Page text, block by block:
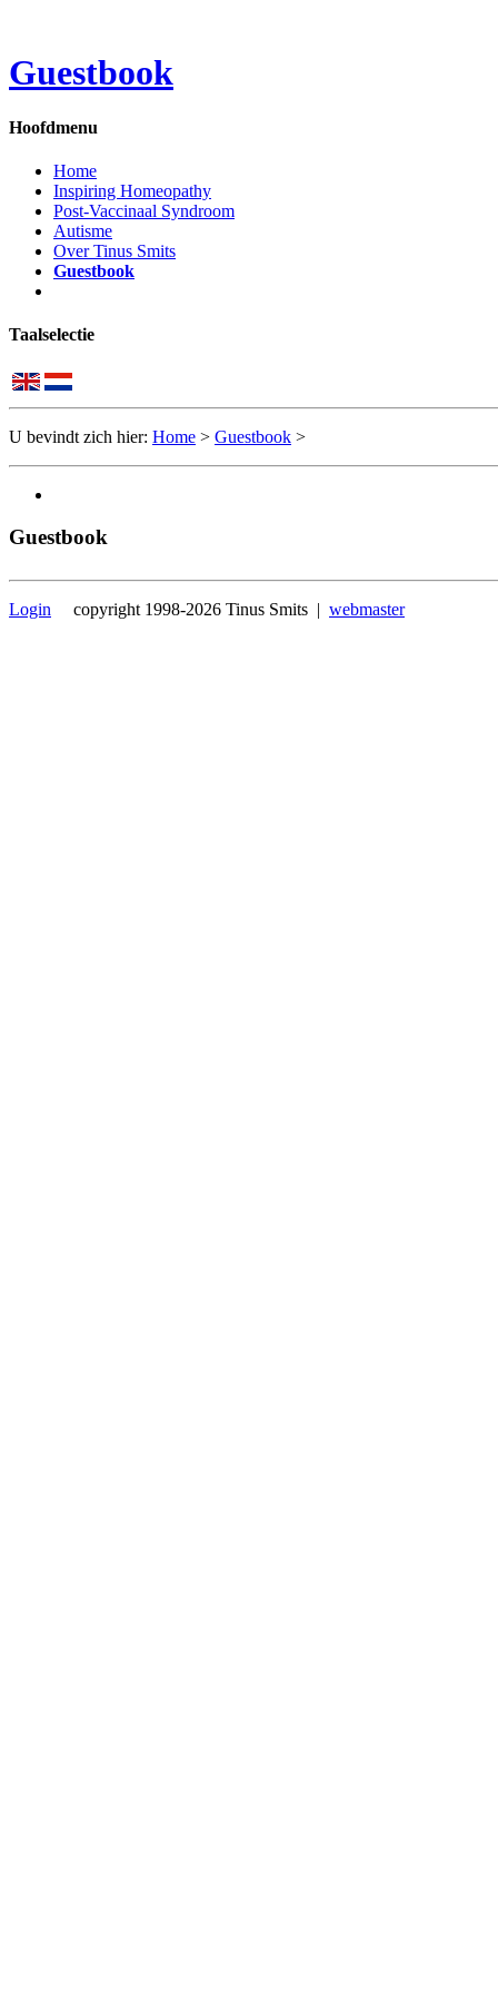
Guestbook
Hoofdmenu
Home
Inspiring Homeopathy
Post-Vaccinaal Syndroom
Autisme
Over Tinus Smits
Guestbook
Taalselectie
U bevindt zich hier: Home > Guestbook >
Guestbook
Login copyright 1998-2026 Tinus Smits | webmaster